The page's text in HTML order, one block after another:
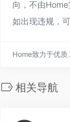
向，不由
如出现违规，
Home致力于优质
相关导航